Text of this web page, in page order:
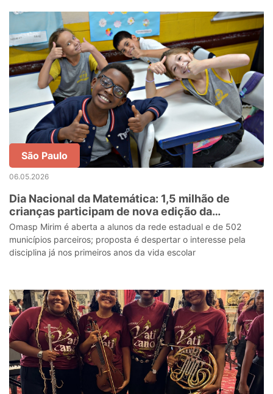
São Paulo
06.05.2026
Dia Nacional da Matemática: 1,5 milhão de
crianças participam de nova edição da
olimpíada de SP para os anos iniciais
Omasp Mirim é aberta a alunos da rede estadual e de 502
municípios parceiros; proposta é despertar o interesse pela
disciplina já nos primeiros anos da vida escolar